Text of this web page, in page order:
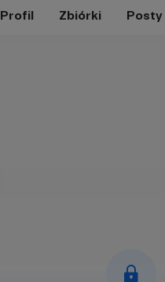
Profil Zbiórki Posty